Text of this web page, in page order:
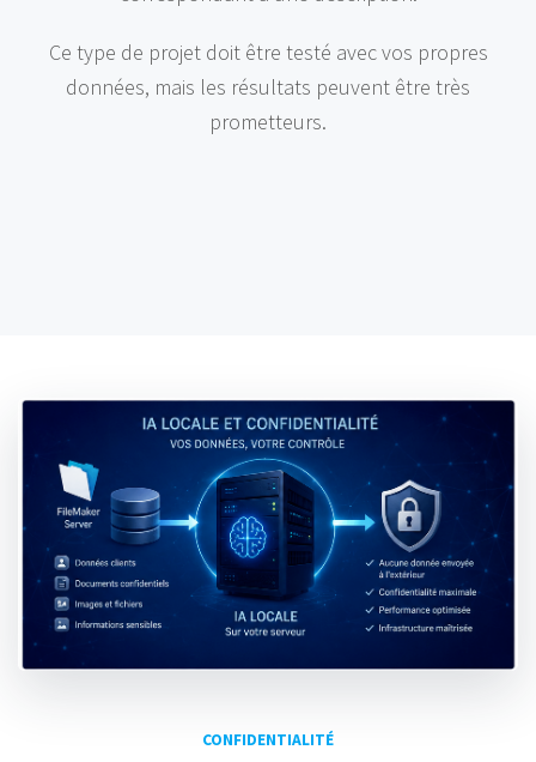
Ce type de projet doit être testé avec vos propres
données, mais les résultats peuvent être très
prometteurs.
CONFIDENTIALITÉ